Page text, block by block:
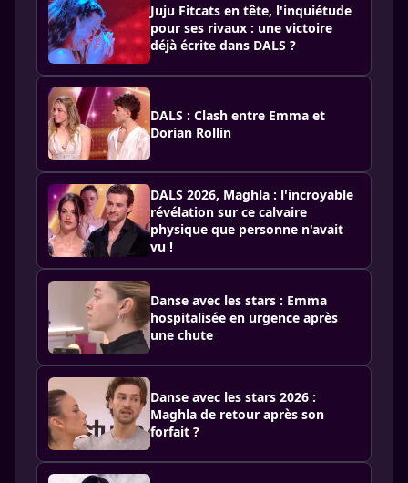
Juju Fitcats en tête, l'inquiétude
pour ses rivaux : une victoire
déjà écrite dans DALS ?
DALS : Clash entre Emma et
Dorian Rollin
DALS 2026, Maghla : l'incroyable
révélation sur ce calvaire
physique que personne n'avait
vu !
Danse avec les stars : Emma
hospitalisée en urgence après
une chute
Danse avec les stars 2026 :
Maghla de retour après son
forfait ?